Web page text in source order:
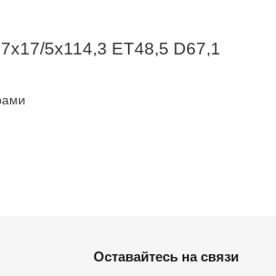
5x114,3 ET48,5 D67,1
Оставайтесь на связи